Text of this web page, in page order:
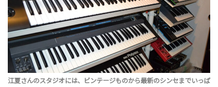
江夏さんのスタジオには、ビンテージものから最新のシンセまでいっぱ